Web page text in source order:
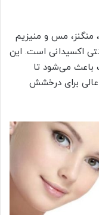
منگنز، مس و منیزیم
اکسیدانی است. این
باعث می‌شود تا
برای درخشش